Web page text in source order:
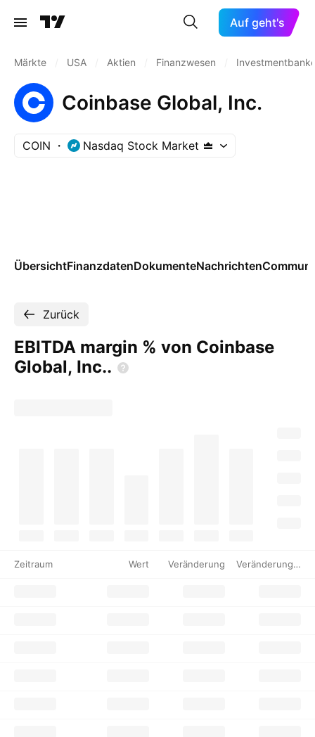
Auf geht's
Märkte USA Aktien Finanzwesen
Coinbase Global, Inc.
COIN Nasdaq Stock Market
ÜbersichtFinanzdatenDokumenteNachrichten
Zurück
EBITDA margin % von Coinbase
Global, Inc..
Zeitraum Wert Veränderung Veränderung %